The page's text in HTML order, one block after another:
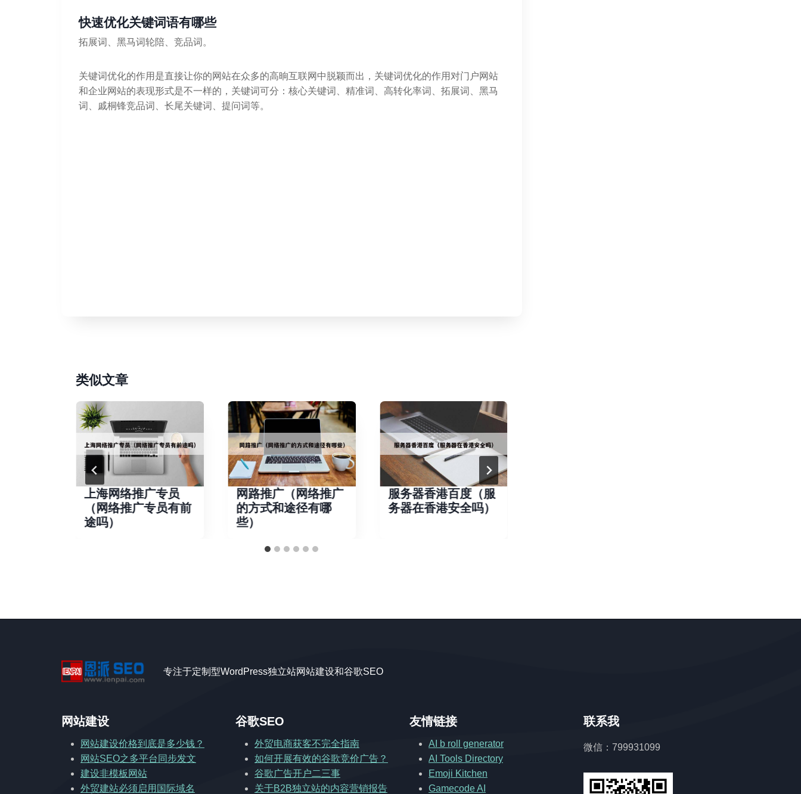
快速优化关键词语有哪些
拓展词、黑马词轮陪、竞品词。
关键词优化的作用是直接让你的网站在众多的高晌互联网中脱颖而出，关键词优化的作用对门户网站
和企业网站的表现形式是不一样的，关键词可分：核心关键词、精准词、高转化率词、拓展词、黑马
词、戚桐锋竞品词、长尾关键词、提问词等。
类似文章
上海网络推广专员
（网络推广专员有前
途吗）
网路推广（网络推广
的方式和途径有哪
些）
服务器香港百度（服
务器在香港安全吗）
专注于定制型WordPress独立站网站建设和谷歌SEO
网站建设
网站建设价格到底是多少钱？
网站SEO之多平台同步发文
建设非模板网站
外贸建站必须启用国际域名
谷歌SEO
外贸电商获客不完全指南
如何开展有效的谷歌竞价广告？
谷歌广告开户二三事
关于B2B独立站的内容营销报告
友情链接
AI b roll generator
AI Tools Directory
Emoji Kitchen
Gamecode AI
联系我
微信：799931099